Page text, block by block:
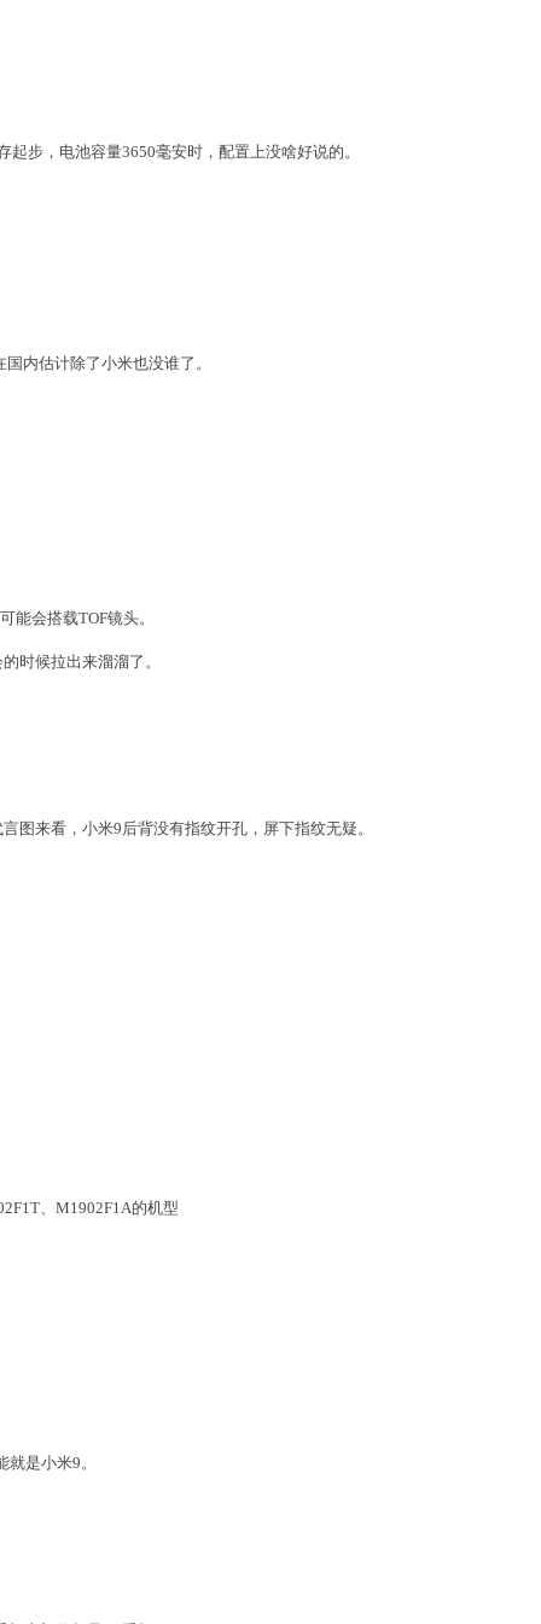
步，电池容量3650毫安时，配置上没啥好说的。
内估计除了小米也没谁了。
能会搭载TOF镜头。
时候拉出来溜溜了。
图来看，小米9后背没有指纹开孔，屏下指纹无疑。
、M1902F1A的机型
是小米9。